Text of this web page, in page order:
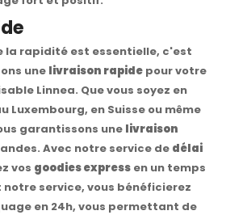
la rapidité est essentielle, c'est
une livraison rapide pour votre
Linnea. Que vous soyez en
Luxembourg, en Suisse ou même
garantissons une livraison
Avec notre service de délai
vos goodies express en un temps
notre service, vous bénéficierez
en 24h, vous permettant de